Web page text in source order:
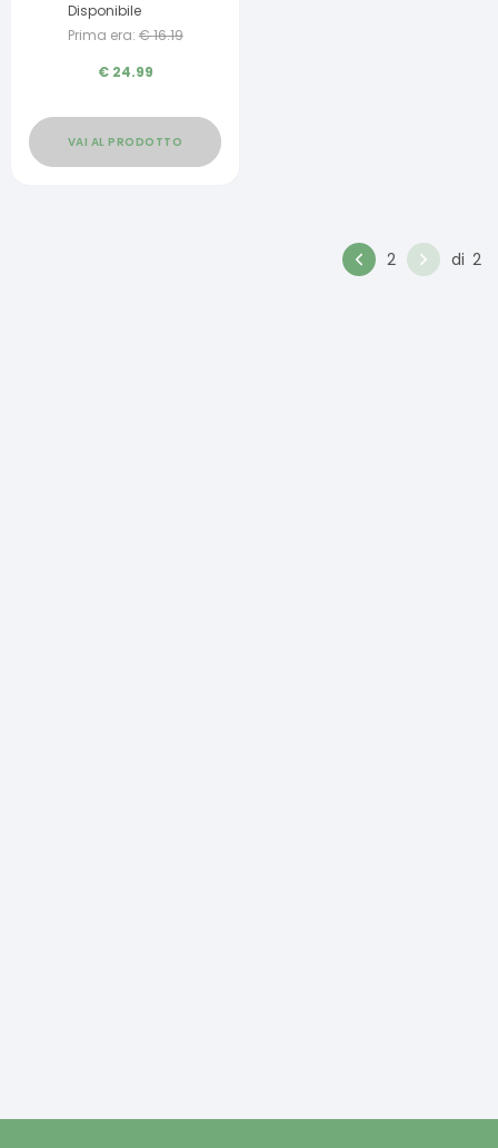
Disponibile
Prima era: €16.19
€ 24.99
VAI AL PRODOTTO
2 di 2